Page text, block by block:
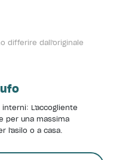
differire dall'originale
L'accogliente
per una massima
l'asilo o a casa.